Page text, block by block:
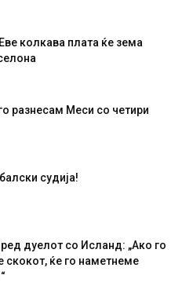
колкава плата ќе зема
разнесам Меси со четири
судија!
дуелот со Исланд: „Ако го
скокот, ќе го наметнеме